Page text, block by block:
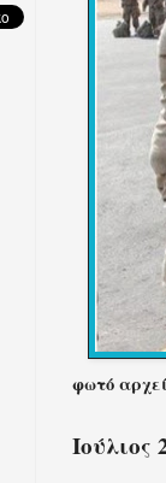
φωτό
Ιούλιος